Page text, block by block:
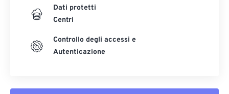
Dati protetti
Centri
Controllo degli accessi e
Autenticazione